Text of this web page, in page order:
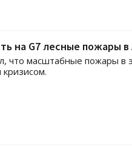
на G7 лесные пожары
что масштабные пожары в